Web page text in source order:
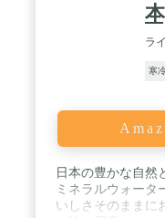
ラ
寒
日本の豊かな自然
ミネラルウォータ
いしさそのままに